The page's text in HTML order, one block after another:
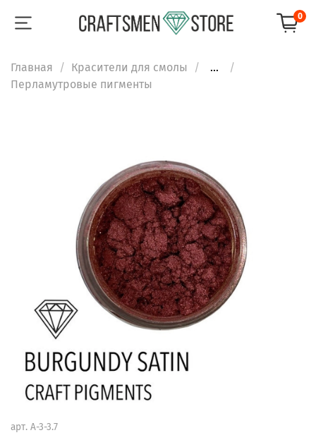
0
Главная Красители для смолы
...
Перламутровые пигменты
арт. A-3-3.7